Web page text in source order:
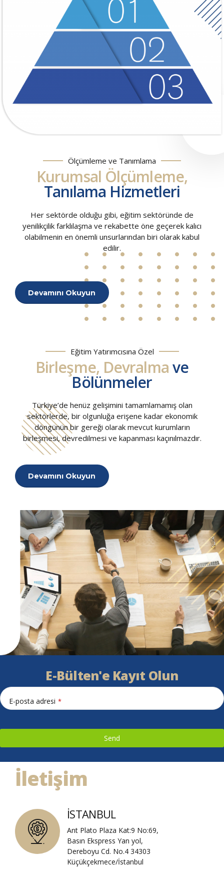
Ölçümleme ve Tanımlama
Kurumsal Ölçümleme,
Tanılama Hizmetleri
Her sektörde olduğu gibi, eğitim sektöründe de
yenilikçilik farklılaşma ve rekabette öne geçerek kalıcı
olabilmenin en önemli unsurlarından biri olarak kabul
edilir.
Devamını Okuyun
Eğitim Yatırımcısına Özel
Birleşme, Devralmave
Bölünmeler
Türkiye’de henüz gelişimini tamamlamamış olan
sektörlerde, bir olgunluğa erişene kadar ekonomik
döngünün bir gereği olarak mevcut kurumların
birleşmesi, devredilmesi ve kapanması kaçınılmazdır.
Devamını Okuyun
E-Bülten'e Kayıt Olun
E-posta adresi *
Send
This
İletişim
İSTANBUL
Ant Plato Plaza Kat:9 No:69,
Basın Ekspress Yan yol,
Dereboyu Cd. No.4 34303
Küçükçekmece/İstanbul